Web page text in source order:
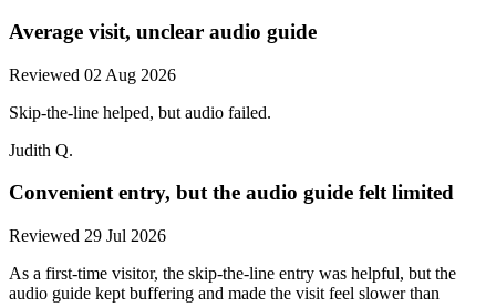
Average visit, unclear audio guide
Reviewed 02 Aug 2026
Skip-the-line helped, but audio failed.
Judith Q.
Convenient entry, but the audio guide felt limited
Reviewed 29 Jul 2026
As a first-time visitor, the skip-the-line entry was helpful, but the
audio guide kept buffering and made the visit feel slower than